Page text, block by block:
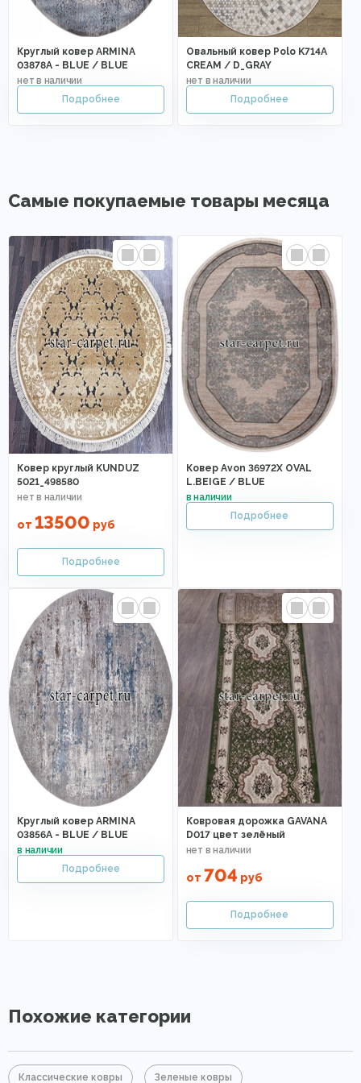
Круглый ковер ARMINA
03878A - BLUE / BLUE
Овальный ковер Polo K714A
CREAM / D_GRAY
Самые покупаемые товары месяца
Ковер круглый KUNDUZ
5021_498580
от 13500 руб
Ковер Avon 36972X OVAL
L.BEIGE / BLUE
Круглый ковер ARMINA
03856A - BLUE / BLUE
Ковровая дорожка GAVANA
D017 цвет зелёный
от 704руб
Похожие категории
Классические ковры Зеленые ковры